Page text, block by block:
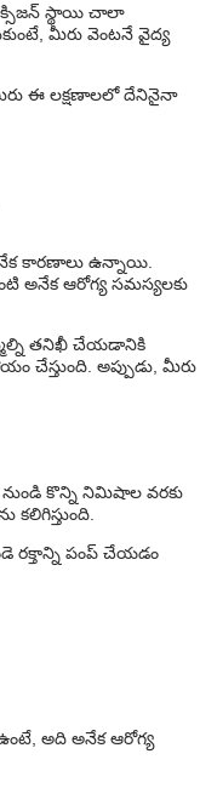
స్థాయి చాలా
మీరు వెంటనే వైద్య
ఈ లక్షణాలలో దేనినైనా
కారణాలు ఉన్నాయి.
అనేక ఆరోగ్య సమస్యలకు
తనిఖీ చేయడానికి
చేస్తుంది. అప్పుడు, మీరు
నుండి కొన్ని నిమిషాల వరకు
రక్తాన్ని పంప్ చేయడం
అది అనేక ఆరోగ్య